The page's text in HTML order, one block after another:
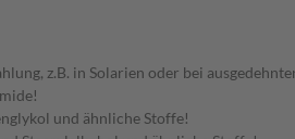
z.B. in Solarien oder bei
und ähnliche Stoffe!